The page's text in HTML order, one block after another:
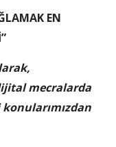
EN
mecralarda